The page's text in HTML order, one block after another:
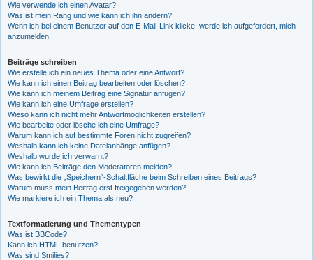
Wie verwende ich einen Avatar?
Was ist mein Rang und wie kann ich ihn ändern?
Wenn ich bei einem Benutzer auf den E-Mail-Link klicke, werde ich aufgefordert, mich
anzumelden.
Beiträge schreiben
Wie erstelle ich ein neues Thema oder eine Antwort?
Wie kann ich einen Beitrag bearbeiten oder löschen?
Wie kann ich meinem Beitrag eine Signatur anfügen?
Wie kann ich eine Umfrage erstellen?
Wieso kann ich nicht mehr Antwortmöglichkeiten erstellen?
Wie bearbeite oder lösche ich eine Umfrage?
Warum kann ich auf bestimmte Foren nicht zugreifen?
Weshalb kann ich keine Dateianhänge anfügen?
Weshalb wurde ich verwarnt?
Wie kann ich Beiträge den Moderatoren melden?
Was bewirkt die „Speichern“-Schaltfläche beim Schreiben eines Beitrags?
Warum muss mein Beitrag erst freigegeben werden?
Wie markiere ich ein Thema als neu?
Textformatierung und Thementypen
Was ist BBCode?
Kann ich HTML benutzen?
Was sind Smilies?